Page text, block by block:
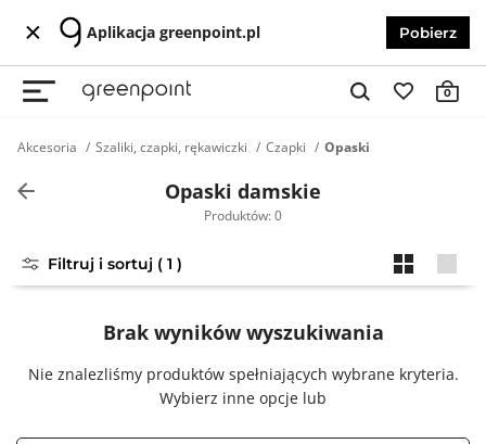
Aplikacja greenpoint.pl Pobierz
0
Akcesoria Szaliki, czapki, rękawiczki Czapki Opaski
Opaski damskie
Produktów: 0
Filtruj i sortuj ( 1 )
Brak wyników wyszukiwania
Nie znalezliśmy produktów spełniających wybrane kryteria.
Wybierz inne opcje lub